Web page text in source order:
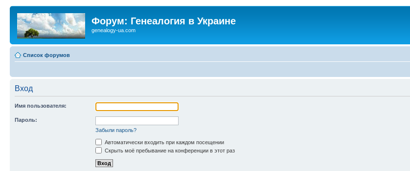
Форум: Генеалогия в Украине
genealogy-ua.com
Список форумов
Вход
Имя пользователя:
Пароль:
Забыли пароль?
Автоматически входить при каждом посещении
Скрыть моё пребывание на конференции в этот раз